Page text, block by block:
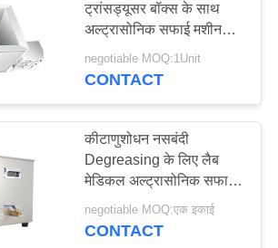
ट्रांसड्यूसर बॉक्स के साथ
अल्ट्रासोनिक सफाई मशीन
बनाए रखने के लिए आसान है
negotiable MOQ:1Unit
CONTACT
कीटाणुशोधन नसबंदी
Degreasing के लिए लैब
मेडिकल अल्ट्रासोनिक सफाई
उपकरण
negotiable MOQ:एक इकाई
CONTACT